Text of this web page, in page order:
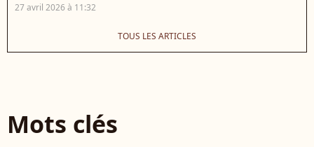
27 avril 2026 à 11:32
TOUS LES ARTICLES
Mots clés